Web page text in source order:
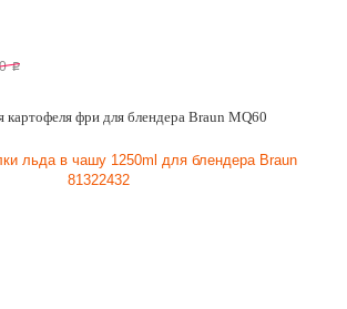
p
картофеля фри для блендера Braun MQ60